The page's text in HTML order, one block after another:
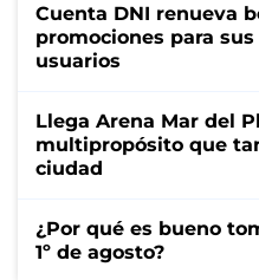
Cuenta DNI renueva
promociones para
usuarios
Llega Arena Mar del
multipropósito que
ciudad
¿Por qué es bueno
1º de agosto?